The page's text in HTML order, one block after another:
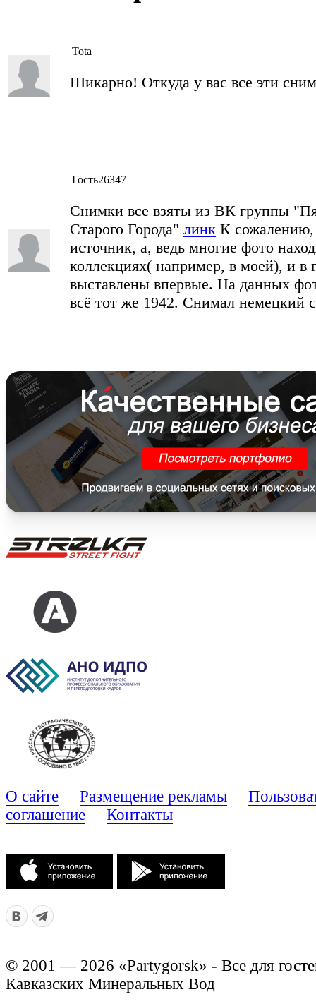
Tota
Шикарно! Откуда у вас все эти
Гость26347
Снимки все взяты из ВК группы
Старого Города" линк К сожалению,
источник, а, ведь многие фото
коллекциях( например, в моей), и в
выставлены впервые. На данных
всё тот же 1942. Снимал немецкий
О сайте Размещение рекламы
соглашение
Контакты
© 2001 — 2026 «Partygorsk» - Все для
Кавказских Минеральных Вод